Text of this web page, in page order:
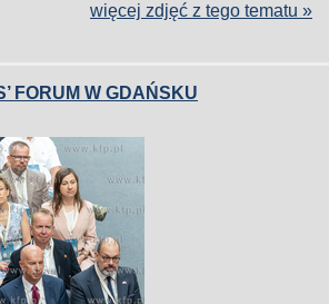
więcej zdjęć z tego tematu »
FORUM W GDAŃSKU